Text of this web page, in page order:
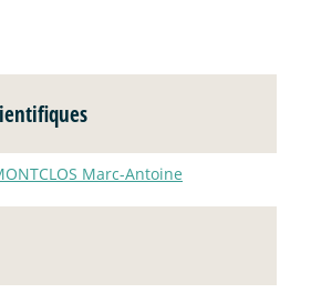
Marc-Antoine